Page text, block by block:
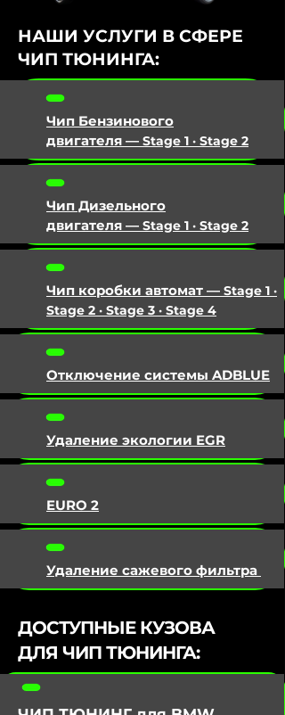
НАШИ УСЛУГИ В СФЕРЕ
ЧИП ТЮНИНГА:
Чип Бензинового
двигателя — Stage 1 · Stage 2
Чип Дизельного
двигателя — Stage 1 · Stage 2
Чип коробки автомат — Stage 1 ·
Stage 2 · Stage 3 · Stage 4
Отключение системы ADBLUE
Удаление экологии EGR
EURO 2
Удаление сажевого фильтра
ДОСТУПНЫЕ КУЗОВА
ДЛЯ ЧИП ТЮНИНГА: